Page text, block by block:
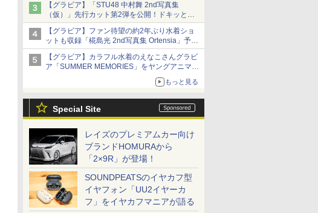
【グラビア】「STU48 中村舞 2nd写真集
（仮）」先行カット第2弾を公開！ドキッとす
るランジェリーカットなど新たな挑戦
【グラビア】ファン待望の約2年ぶり水着ショ
ットも収録「椛島光 2nd写真集 Ortensia」予約
受付開始
10月30日発売
【グラビア】カラフル水着のえなこさんグラビ
ア「SUMMER MEMORIES」をヤングアニマル
もっと見る
Special Site
レイズのプレミアムカー向け
ブランドHOMURAから
「2×9R」が登場！
SOUNDPEATSのイヤカフ型
イヤフォン「UU2イヤーカ
フ」をイヤカフマニアが語る